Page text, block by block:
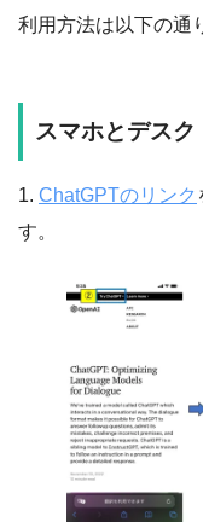
利用方法は以下の通
スマホとデス
1. ChatGPTのリンク
す。